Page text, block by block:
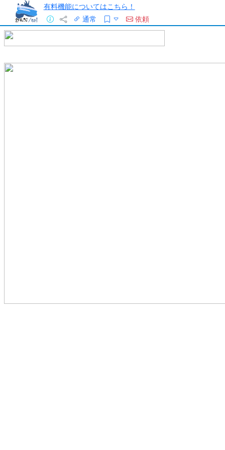
有料機能についてはこちら！
通常
依頼